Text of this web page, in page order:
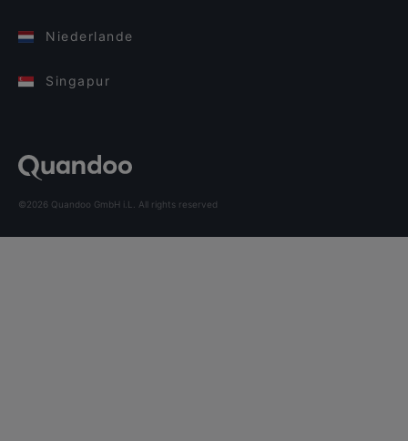
Niederlande
Singapur
©2026 Quandoo GmbH i.L. All rights reserved